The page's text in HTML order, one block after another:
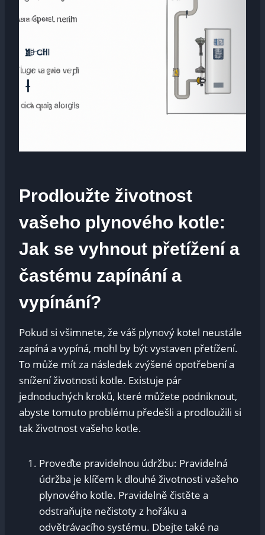
Prodloužte životnost
vašeho plynového kotle:
Jak se vyhnout přetížení a
častému zapínání a
vypínání?
Pokud si všimnete, že váš plynový kotel neustále
zapíná a vypíná, mohl by být vystaven přetížení.
To může mít za následek zvýšené opotřebení a
snížení životnosti kotle. Existuje pár
jednoduchých kroků, které můžete podniknout,
abyste tomuto problému předešli a prodloužili si
tak životnost vašeho kotle.
Proveďte pravidelnou údržbu: Pravidelná
údržba je klíčem k dlouhé životnosti vašeho
plynového kotle. Pravidelně čistěte a
odstraňujte nečistoty z hořáku a
odvětrávacího systému. Dbejte také na